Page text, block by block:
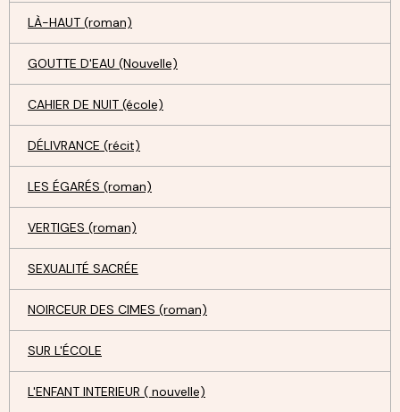
LÀ-HAUT (roman)
GOUTTE D'EAU (Nouvelle)
CAHIER DE NUIT (école)
DÉLIVRANCE (récit)
LES ÉGARÉS (roman)
VERTIGES (roman)
SEXUALITÉ SACRÉE
NOIRCEUR DES CIMES (roman)
SUR L'ÉCOLE
L'ENFANT INTERIEUR ( nouvelle)